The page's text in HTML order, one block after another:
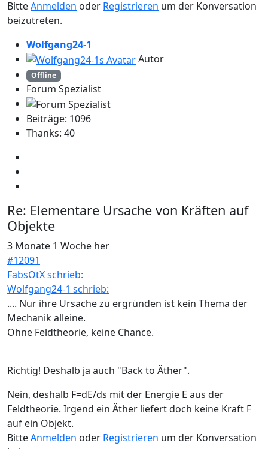
BitteAnmelden oder Registrieren um der Konversation
beizutreten.
Wolfgang24-1
Autor
Offline
Forum Spezialist
Beiträge: 1096
Thanks: 40
Re: Elementare Ursache von Kräften auf
Objekte
3 Monate 1 Woche her
#12091
FabsOtX schrieb:
Wolfgang24-1 schrieb:
.... Nur ihre Ursache zu ergründen ist kein Thema der
Mechanik alleine.
Ohne Feldtheorie, keine Chance.
Richtig! Deshalb ja auch "Back to Äther".
Nein, deshalb F=dE/ds mit der Energie E aus der
Feldtheorie. Irgend ein Äther liefert doch keine Kraft F
auf ein Objekt.
BitteAnmelden oder Registrieren um der Konversation